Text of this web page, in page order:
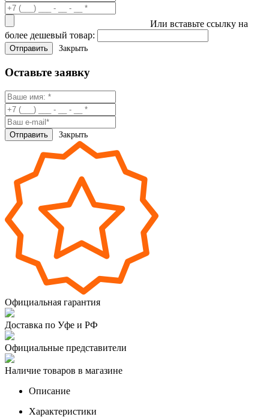
Или вставьте ссылку на
более дешевый товар:
Закрыть
Оставьте заявку
Закрыть
Официальная гарантия
Доставка по Уфе и РФ
Официальные представители
Наличие товаров в магазине
Описание
Характеристики